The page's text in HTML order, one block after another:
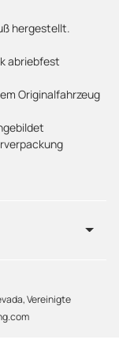
hergestellt.
abriebfest
Originalfahrzeug
Vereinigte